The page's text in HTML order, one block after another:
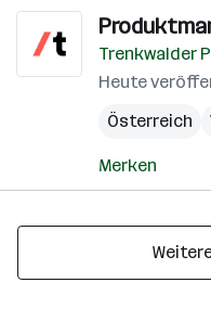
Trenkwalder
Heute
Österreich
Merken